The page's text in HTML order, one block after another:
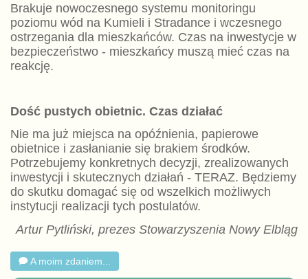
Brakuje nowoczesnego systemu monitoringu
poziomu wód na Kumieli i Stradance i wczesnego
ostrzegania dla mieszkańców. Czas na inwestycje w
bezpieczeństwo - mieszkańcy muszą mieć czas na
reakcję.
Dość pustych obietnic. Czas działać
Nie ma już miejsca na opóźnienia, papierowe
obietnice i zasłanianie się brakiem środków.
Potrzebujemy konkretnych decyzji, zrealizowanych
inwestycji i skutecznych działań - TERAZ. Będziemy
do skutku domagać się od wszelkich możliwych
instytucji realizacji tych postulatów.
Artur Pytliński, prezes Stowarzyszenia Nowy Elbląg
A moim zdaniem...